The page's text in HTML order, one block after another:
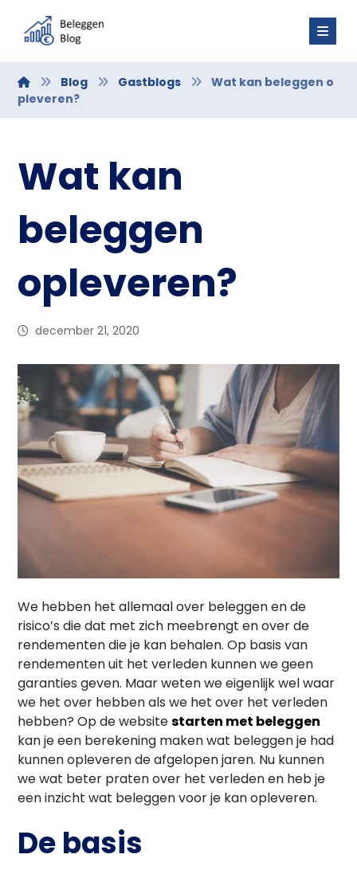
Blog Gastblogs
Wat kan beleggen o
pleveren?
Wat kan
beleggen
opleveren?
december 21, 2020
We hebben het allemaal over beleggen en de
risico’s die dat met zich meebrengt en over de
rendementen die je kan behalen. Op basis van
rendementen uit het verleden kunnen we geen
garanties geven. Maar weten we eigenlijk wel waar
we het over hebben als we het over het verleden
hebben? Op de websitestarten met beleggen
kan je een berekening maken wat beleggen je had
kunnen opleveren de afgelopen jaren. Nu kunnen
we wat beter praten over het verleden en heb je
een inzicht wat beleggen voor je kan opleveren.
De basis